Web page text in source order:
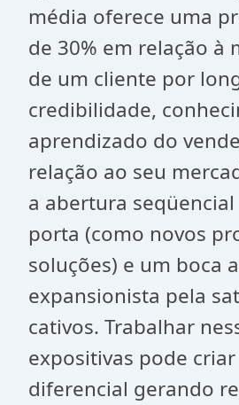
média oferece uma
de 30% em relação à
de um cliente por
credibilidade,
aprendizado do
relação ao seu
a abertura
porta (como novos
soluções) e um boca
expansionista pela
cativos. Trabalhar
expositivas pode
diferencial gerando